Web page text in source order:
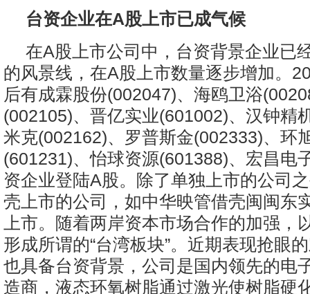
台资企业在A股上市已成气候
在A股上市公司中，台资背景企业已
的风景线，在A股上市数量逐步增加。
后有成霖股份(002047)、海鸥卫浴
(002105)、晋亿实业(601002)、汉钟精
米克(002162)、罗普斯金(002333)、环
(601231)、怡球资源(601388)、宏昌电
资企业登陆A股。除了单独上市的公司
壳上市的公司，如中华映管借壳闽闽东
上市。随着两岸资本市场合作的加强，
形成所谓的“台湾板块”。近期表现抢眼
也具备台资背景，公司是国内领先的电
造商，液态环氧树脂通过激光使树脂硬